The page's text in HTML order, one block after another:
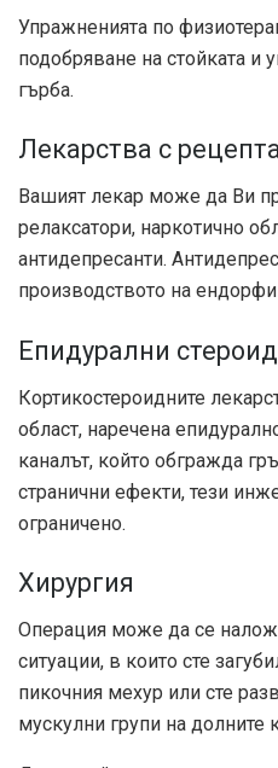
Упражненията по
подобряване на стойката и
гърба.
Лекарства с
Вашият лекар може да Ви
релаксатори, наркотично
антидепресанти.
производството на
Епидурални
Кортикостероидните
област, наречена
каналът, който обгражда
странични ефекти, тези
ограничено.
Хирургия
Операция може да се
ситуации, в които сте
пикочния мехур или сте
мускулни групи на долните